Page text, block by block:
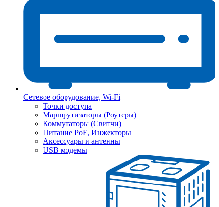
Сетевое оборудование, Wi-Fi
Точки доступа
Маршрутизаторы (Роутеры)
Коммутаторы (Свитчи)
Питание PoE, Инжекторы
Аксессуары и антенны
USB модемы